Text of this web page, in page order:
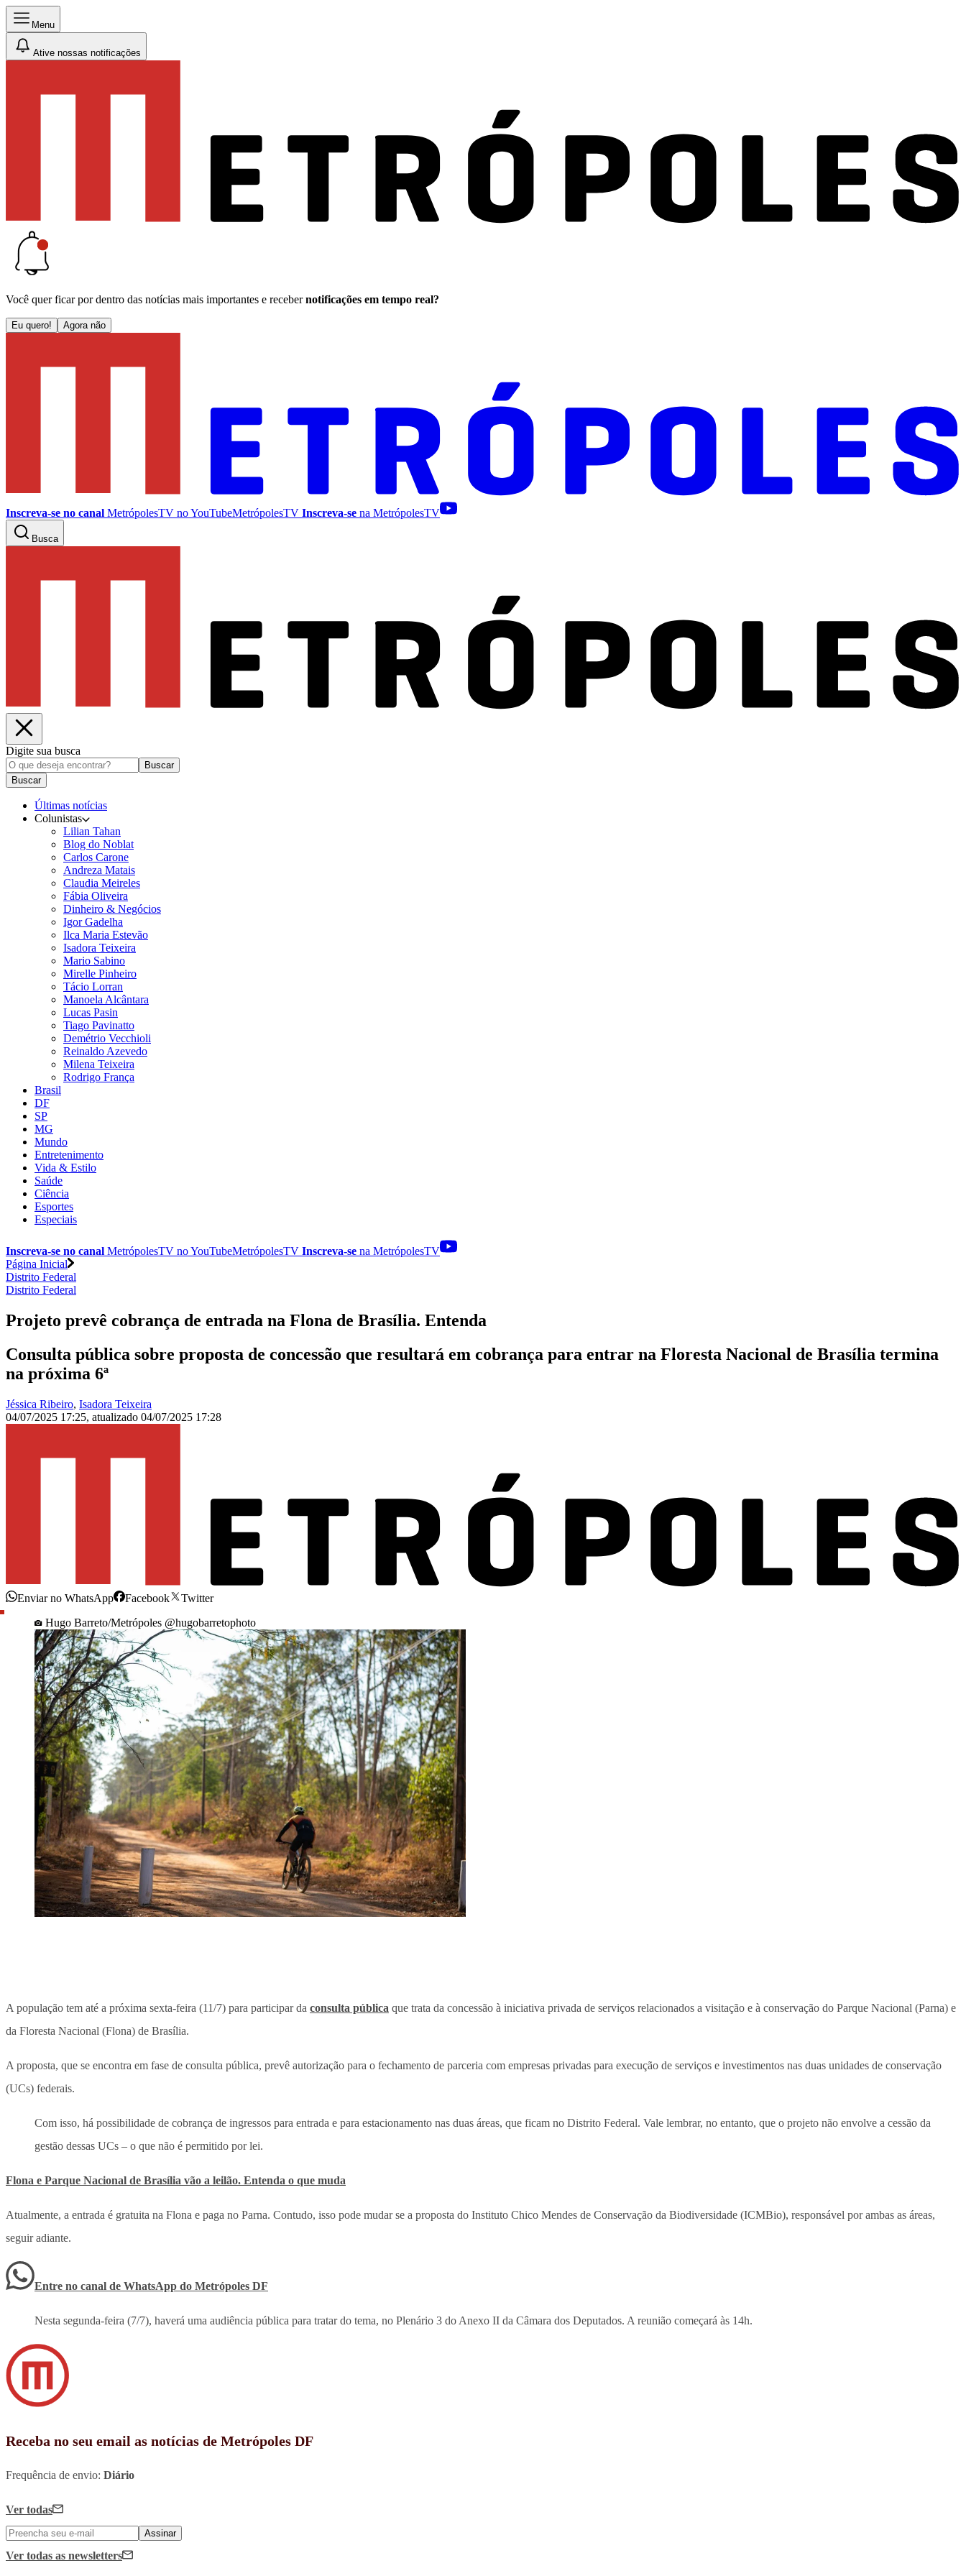
Menu
Ative nossas notificações
Você quer ficar por dentro das notícias mais importantes e receber notificações em tempo real?
Eu quero! Agora não
Inscreva-se no canal MetrópolesTV noYouTubeMetrópolesTV Inscreva-se na MetrópolesTV
Busca
Digite sua busca
Buscar
Buscar
Últimas notícias
Colunistas
Lilian Tahan
Blog do Noblat
Carlos Carone
Andreza Matais
Claudia Meireles
Fábia Oliveira
Dinheiro & Negócios
Igor Gadelha
Ilca Maria Estevão
Isadora Teixeira
Mario Sabino
Mirelle Pinheiro
Tácio Lorran
Manoela Alcântara
Lucas Pasin
Tiago Pavinatto
Demétrio Vecchioli
Reinaldo Azevedo
Milena Teixeira
Rodrigo França
Brasil
DF
SP
MG
Mundo
Entretenimento
Vida & Estilo
Saúde
Ciência
Esportes
Especiais
Inscreva-se no canal MetrópolesTV noYouTubeMetrópolesTV Inscreva-se na MetrópolesTV
Página Inicial
Distrito Federal
Distrito Federal
Projeto prevê cobrança de entrada na Flona de Brasília. Entenda
Consulta pública sobre proposta de concessão que resultará em cobrança para entrar na Floresta Nacional de Brasília termina
na próxima 6ª
Jéssica Ribeiro, Isadora Teixeira
04/07/2025 17:25, atualizado 04/07/2025 17:28
Enviar no WhatsApp Facebook
Twitter
Hugo Barreto/Metrópoles @hugobarretophoto
A população tem até a próxima sexta-feira (11/7) para participar da consulta pública que trata da concessão à iniciativa privada de serviços relacionados a visitação e à conservação do Parque Nacional (Parna) e
da Floresta Nacional (Flona) de Brasília.
A proposta, que se encontra em fase de consulta pública, prevê autorização para o fechamento de parceria com empresas privadas para execução de serviços e investimentos nas duas unidades de conservação
(UCs) federais.
Com isso, há possibilidade de cobrança de ingressos para entrada e para estacionamento nas duas áreas, que ficam no Distrito Federal. Vale lembrar, no entanto, que o projeto não envolve a cessão da
gestão dessas UCs – o que não é permitido por lei.
Flona e Parque Nacional de Brasília vão a leilão. Entenda o que muda
Atualmente, a entrada é gratuita na Flona e paga no Parna. Contudo, isso pode mudar se a proposta do Instituto Chico Mendes de Conservação da Biodiversidade (ICMBio), responsável por ambas as áreas,
seguir adiante.
Entre no canal de WhatsApp do Metrópoles DF
Nesta segunda-feira (7/7), haverá uma audiência pública para tratar do tema, no Plenário 3 do Anexo II da Câmara dos Deputados. A reunião começará às 14h.
Receba no seu email as notícias de Metrópoles DF
Frequência de envio: Diário
Ver todas
Assinar
Ver todas as newsletters